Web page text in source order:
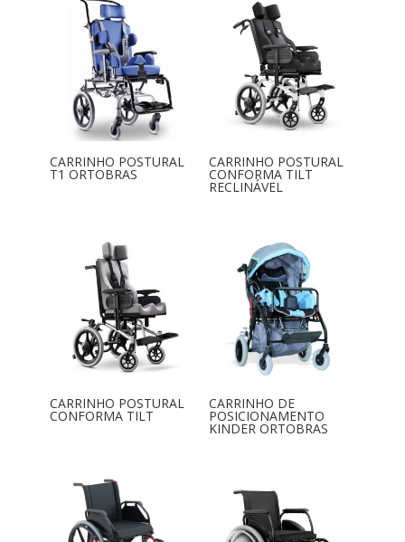
CARRINHO POSTURAL
T1 ORTOBRAS
CARRINHO POSTURAL
CONFORMA TILT
RECLINÁVEL
CARRINHO POSTURAL
CONFORMA TILT
CARRINHO DE
POSICIONAMENTO
KINDER ORTOBRAS